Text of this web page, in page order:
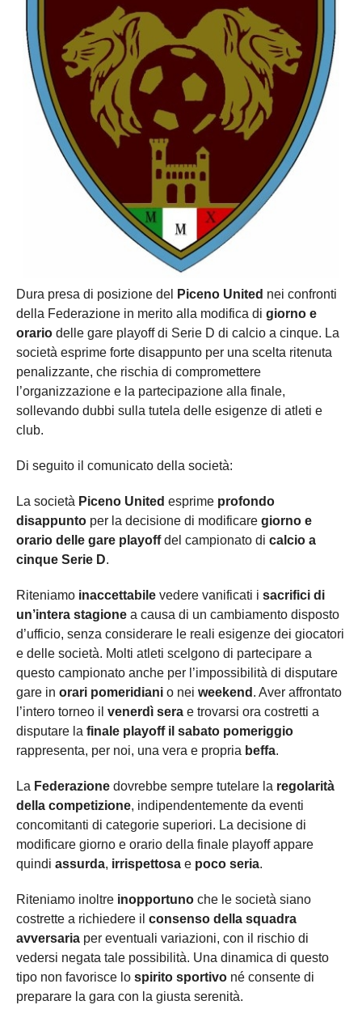
Dura presa di posizione del Piceno United nei confronti
della Federazione in merito alla modifica di giorno e
orario delle gare playoff di Serie D di calcio a cinque. La
società esprime forte disappunto per una scelta ritenuta
penalizzante, che rischia di compromettere
l’organizzazione e la partecipazione alla finale,
sollevando dubbi sulla tutela delle esigenze di atleti e
club.
Di seguito il comunicato della società:
La società Piceno United esprime profondo
disappunto per la decisione di modificare giorno e
orario delle gare playoffdel campionato di calcio a
cinque Serie D.
Riteniamo inaccettabile vedere vanificati i sacrifici di
un’intera stagione a causa di un cambiamento disposto
d’ufficio, senza considerare le reali esigenze dei giocatori
e delle società. Molti atleti scelgono di partecipare a
questo campionato anche per l’impossibilità di disputare
gare in orari pomeridiani o nei weekend . Aver affrontato
l’intero torneo il venerdì sera e trovarsi ora costretti a
disputare la finale playoff il sabato pomeriggio
rappresenta, per noi, una vera e propria beffa.
La Federazione dovrebbe sempre tutelare la regolarità
della competizione, indipendentemente da eventi
concomitanti di categorie superiori. La decisione di
modificare giorno e orario della finale playoff appare
quindi assurda, irrispettosa e poco seria.
Riteniamo inoltre inopportuno che le società siano
costrette a richiedere il consenso della squadra
avversaria per eventuali variazioni, con il rischio di
vedersi negata tale possibilità. Una dinamica di questo
tipo non favorisce lo spirito sportivo né consente di
preparare la gara con la giusta serenità.